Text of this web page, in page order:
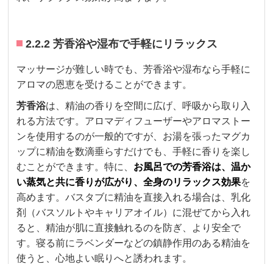
2.2.2 芳香浴や湿布で手軽にリラックス
マッサージが難しい時でも、芳香浴や湿布なら手軽に
アロマの恩恵を受けることができます。
芳香浴は、精油の香りを空間に広げ、呼吸から取り入
れる方法です。アロマディフューザーやアロマストー
ンを使用するのが一般的ですが、お湯を張ったマグカ
ップに精油を数滴垂らすだけでも、手軽に香りを楽し
むことができます。特に、 お風呂での芳香浴は、温か
い蒸気と共に香りが広がり、全身のリラックス効果を
高めます。バスタブに精油を直接入れる場合は、乳化
剤（バスソルトやキャリアオイル）に混ぜてから入れ
ると、精油が肌に直接触れるのを防ぎ、より安全で
す。寝る前にラベンダーなどの鎮静作用のある精油を
使うと、心地よい眠りへと誘われます。